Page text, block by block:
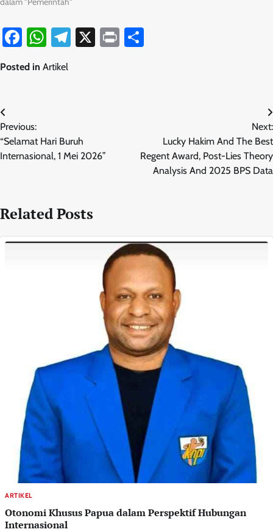
Facebook
WhatsApp
Telegram
X Print
Posted in Artikel
Navigasi
pos
Previous:
“Selamat Hari Buruh
Internasional, 1 Mei 2026”
Next:
Lucky Hakim And The Best
Regent Award, Post-Lies Theory
Analysis And 2025 BPS Data
Related Posts
ARTIKEL
Otonomi Khusus Papua dalam Perspektif Hubungan
Internasional